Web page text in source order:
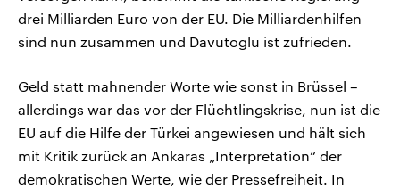
drei Milliarden Euro von der EU. Die Milliardenhilfen
sind nun zusammen und Davutoglu ist zufrieden.
Geld statt mahnender Worte wie sonst in Brüssel –
allerdings war das vor der Flüchtlingskrise, nun ist die
EU auf die Hilfe der Türkei angewiesen und hält sich
mit Kritik zurück an Ankaras „Interpretation“ der
demokratischen Werte, wie der Pressefreiheit. In